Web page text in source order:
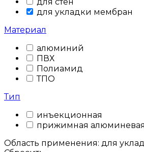
для укладки мембран
Материал
алюминий
ПВХ
Полиамид
ТПО
Тип
инъекционная
прижимная алюминевая
Область применения: для